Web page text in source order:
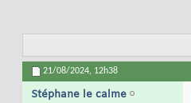
21/08/2024, 12h38
Stéphane le calme